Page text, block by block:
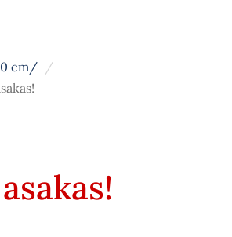
cm/